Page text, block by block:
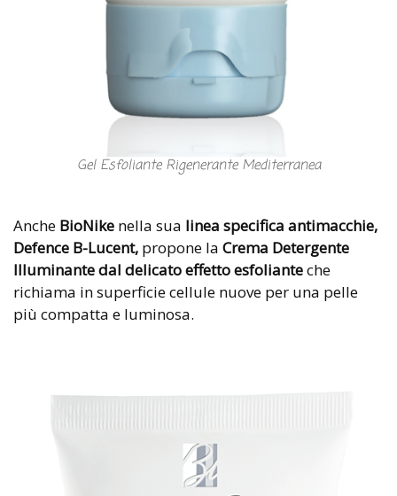
Gel Esfoliante Rigenerante Mediterranea
Anche BioNike nella sua linea specifica antimacchie,
Defence B-Lucent, propone la Crema Detergente
Illuminante dal delicato effetto esfolianteche
richiama in superficie cellule nuove per una pelle
più compatta e luminosa.